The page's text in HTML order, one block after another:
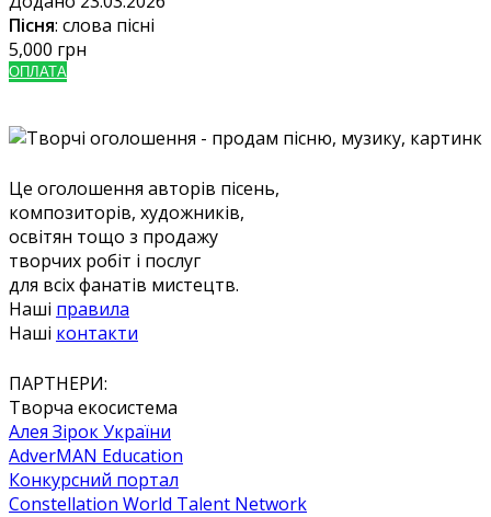
Пісня: слова пісні
5,000 грн
ОПЛАТА
Це оголошення авторів пісень,
композиторів, художників,
освітян тощо з продажу
творчих робіт і послуг
для всіх фанатів мистецтв.
Наші правила
Наші контакти
ПАРТНЕРИ:
Творча екосистема
Алея Зірок України
AdverMAN Education
Конкурсний портал
Constellation World Talent Network